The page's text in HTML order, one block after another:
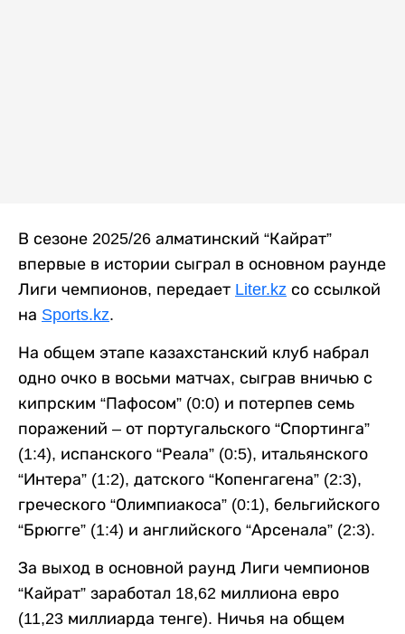
В сезоне 2025/26 алматинский “Кайрат”
впервые в истории сыграл в основном раунде
Лиги чемпионов, передает Liter.kz со ссылкой
на Sports.kz.
На общем этапе казахстанский клуб набрал
одно очко в восьми матчах, сыграв вничью с
кипрским “Пафосом” (0:0) и потерпев семь
поражений – от португальского “Спортинга”
(1:4), испанского “Реала” (0:5), итальянского
“Интера” (1:2), датского “Копенгагена” (2:3),
греческого “Олимпиакоса” (0:1), бельгийского
“Брюгге” (1:4) и английского “Арсенала” (2:3).
За выход в основной раунд Лиги чемпионов
“Кайрат” заработал 18,62 миллиона евро
(11,23 миллиарда тенге). Ничья на общем